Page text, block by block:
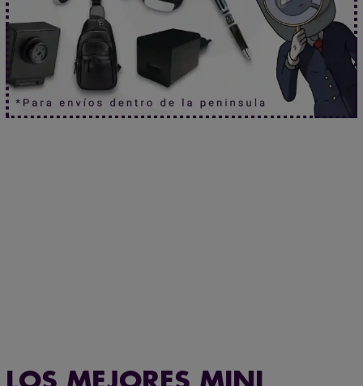
LOS MEJORES MINI
canal oficial de YouTube.
¿Necesitas asesoramiento especializado?
Habla ahora
con nuestros expertos.